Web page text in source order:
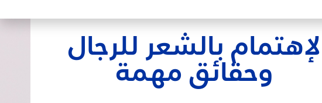
لإهتمام بالشعر للرجال
وحقائق مهمة